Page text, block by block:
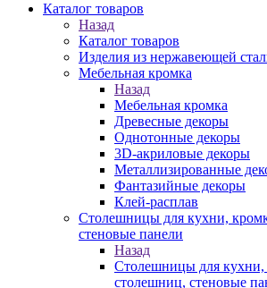
Каталог товаров
Назад
Каталог товаров
Изделия из нержавеющей
Мебельная кромка
Назад
Мебельная кромка
Древесные декоры
Однотонные декоры
3D-акриловые декоры
Металлизированные
Фантазийные декоры
Клей-расплав
Столешницы для кухни,
стеновые панели
Назад
Столешницы для кухни,
столешниц, стеновые